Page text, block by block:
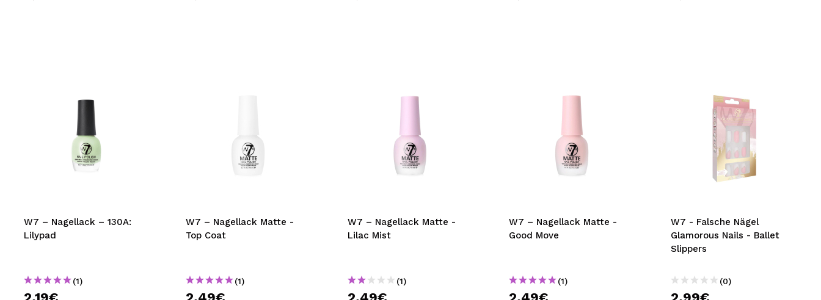
W7 – Nagellack – 130A:
Lilypad
(1)
W7 – Nagellack Matte -
Top Coat
(1)
W7 – Nagellack Matte -
Lilac Mist
(1)
W7 – Nagellack Matte -
Good Move
(1)
W7 - Falsche Nägel
Glamorous Nails - Ballet
Slippers
(0)